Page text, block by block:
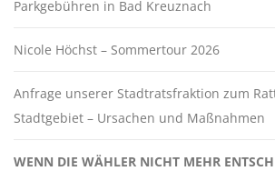
Parkgebühren in Bad Kreuznach
Nicole Höchst – Sommertour 2026
Anfrage unserer Stadtratsfraktion zum
Stadtgebiet – Ursachen und Maßnahmen
WENN DIE WÄHLER NICHT MEHR